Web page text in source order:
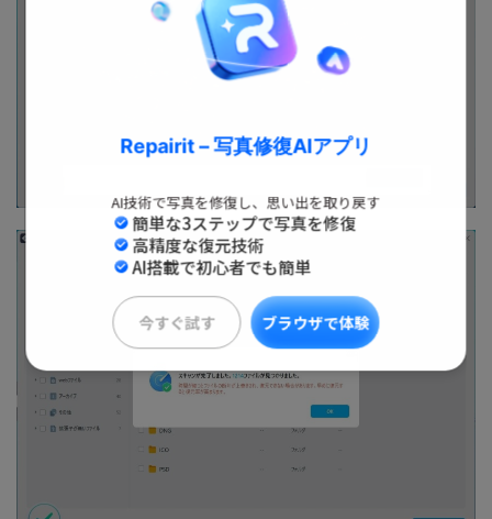
Repairit – 写真修復AIアプリ
AI技術で写真を修復し、思い出を取り戻す
簡単な3ステップで写真を修復
高精度な復元技術
ブラウザで体験